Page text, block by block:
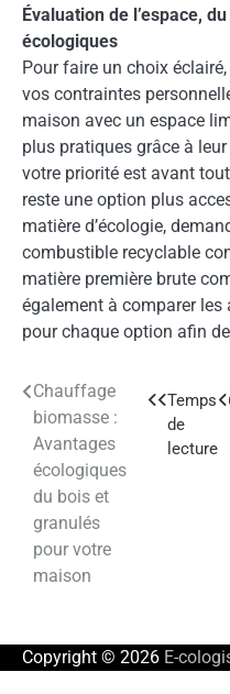
Évaluation de l’espace,
écologiques
Pour faire un choix
vos contraintes
maison avec un espace
plus pratiques grâce à
votre priorité est avant
reste une option plus
matière d’écologie,
combustible recyclable
matière première brute
également à comparer
pour chaque option afin
Navigation
de
l’article
Chauffage
biomasse :
Avantages
écologiques
du bois et
granulés
pour votre
maison
Copyright © 2026 E-